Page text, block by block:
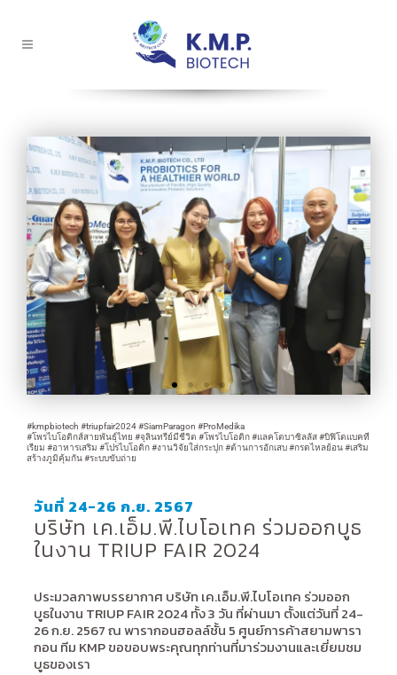
#kmpbiotech #triupfair2024#SiamParagon #ProMedika
#โพรไบโอติกส์สายพันธุ์ไทย #จุลินทรีย์มีชีวิต #โพรไบโอติก#แลคโตบาซิลลัส#บิฟิโดแบคที
เรียม #อาหารเสริม #โปรไบโอติก#งานวิจัยใส่กระปุก#ต้านการอักเสบ#กรดไหลย้อน#เสริม
สร้างภูมิคุ้มกัน#ระบบขับถ่าย
วันที่ 24-26 ก.ย. 2567
บริษัท เค.เอ็ม.พี.ไบโอเทค ร่วมออกบูธ
ในงาน TRIUP FAIR 2024
ประมวลภาพบรรยากาศ บริษัท เค.เอ็ม.พี.ไบโอเทค ร่วมออก
บูธในงาน TRIUP FAIR 2024 ทั้ง 3 วัน ที่ผ่านมา ตั้งแต่วันที่ 24-
26 ก.ย. 2567 ณ พารากอนฮอลล์ชั้น 5 ศูนย์การค้าสยามพารา
กอน ทีม KMP ขอขอบพระคุณทุกท่านที่มาร่วมงานและเยี่ยมชม
บูธของเรา